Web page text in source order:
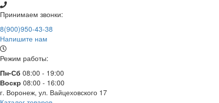
Принимаем звонки:
8(900)950-43-38
Напишите нам
Режим работы:
Пн-Сб 08:00 - 19:00
Воскр 08:00 - 16:00
г. Воронеж, ул. Вайцеховского 17